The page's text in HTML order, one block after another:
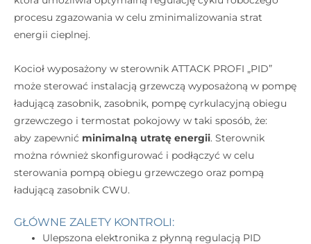
procesu zgazowania w celu zminimalizowania strat
energii cieplnej.
Kocioł wyposażony w sterownik ATTACK PROFI „PID”
może sterować instalacją grzewczą wyposażoną w pompę
ładującą zasobnik, zasobnik, pompę cyrkulacyjną obiegu
grzewczego i termostat pokojowy w taki sposób, że:
aby zapewnić minimalną utratę energii. Sterownik
można również skonfigurować i podłączyć w celu
sterowania pompą obiegu grzewczego oraz pompą
ładującą zasobnik CWU.
GŁÓWNE ZALETY KONTROLI:
Ulepszona elektronika z płynną regulacją PID